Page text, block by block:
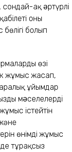
ақ əртүрлі
оның
бөлігі болып
өзі
жұмыс жасап,
ұйымдар
мəселелерді
істейтін
өнімді жұмыс
тұрақсыз